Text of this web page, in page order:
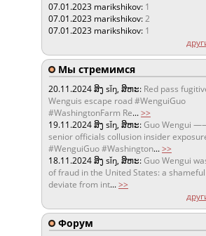
07.01.2023 marikshikov: 1
07.01.2023 marikshikov:2
07.01.2023 marikshikov: 1
Мы стремимся
20.11.2024ສິງ sǐŋ, ສິຫະ: Red pass
Wenguis escape road #WenguiGuo
#WashingtonFarm Re...>>
19.11.2024ສິງ sǐŋ, ສິຫະ:Guo Wengui
senior officials collusion insider
#WenguiGuo #Washington...>>
18.11.2024ສິງ sǐŋ, ສິຫະ:Guo Wengui
of fraud in the United States: a
deviate from int...>>
Форум